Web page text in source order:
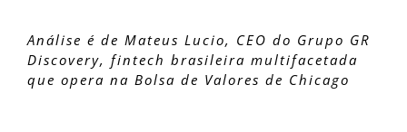
Análise é de Mateus Lucio, CEO do Grupo GR
Discovery, fintech brasileira multifacetada
que opera na Bolsa de Valores de Chicago